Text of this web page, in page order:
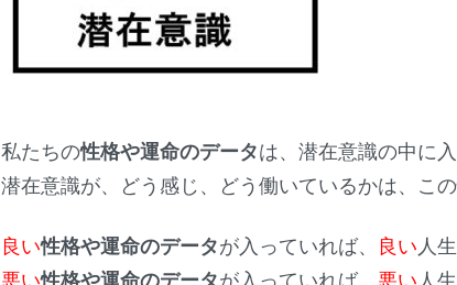
私たちの性格や運命のデータは、潜在意識の中に
潜在意識が、どう感じ、どう働いているかは、この
良い性格や運命のデータが入っていれば、 良い 人
悪い性格や運命のデータが入っていれば、 悪い 人